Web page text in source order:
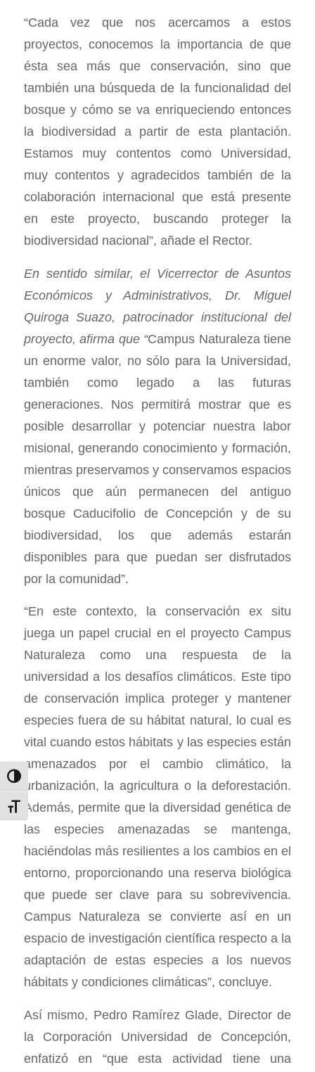
Alternar alto contraste
Alternar tamaño de letra
“Cada vez que nos acercamos a estos
proyectos, conocemos la importancia de que
ésta sea más que conservación, sino que
también una búsqueda de la funcionalidad del
bosque y cómo se va enriqueciendo entonces
la biodiversidad a partir de esta plantación.
Estamos muy contentos como Universidad,
muy contentos y agradecidos también de la
colaboración internacional que está presente
en este proyecto, buscando proteger la
biodiversidad nacional”, añade el Rector.
En sentido similar, el Vicerrector de Asuntos
Económicos y Administrativos, Dr. Miguel
Quiroga Suazo, patrocinador institucional del
proyecto, afirma que “Campus Naturaleza tiene
un enorme valor, no sólo para la Universidad,
también como legado a las futuras
generaciones. Nos permitirá mostrar que es
posible desarrollar y potenciar nuestra labor
misional, generando conocimiento y formación,
mientras preservamos y conservamos espacios
únicos que aún permanecen del antiguo
bosque Caducifolio de Concepción y de su
biodiversidad, los que además estarán
disponibles para que puedan ser disfrutados
por la comunidad”.
“En este contexto, la conservación ex situ
juega un papel crucial en el proyecto Campus
Naturaleza como una respuesta de la
universidad a los desafíos climáticos. Este tipo
de conservación implica proteger y mantener
especies fuera de su hábitat natural, lo cual es
vital cuando estos hábitats y las especies están
amenazados por el cambio climático, la
urbanización, la agricultura o la deforestación.
Además, permite que la diversidad genética de
las especies amenazadas se mantenga,
haciéndolas más resilientes a los cambios en el
entorno, proporcionando una reserva biológica
que puede ser clave para su sobrevivencia.
Campus Naturaleza se convierte así en un
espacio de investigación científica respecto a la
adaptación de estas especies a los nuevos
hábitats y condiciones climáticas”, concluye.
Así mismo, Pedro Ramírez Glade, Director de
la Corporación Universidad de Concepción,
enfatizó en “que esta actividad tiene una